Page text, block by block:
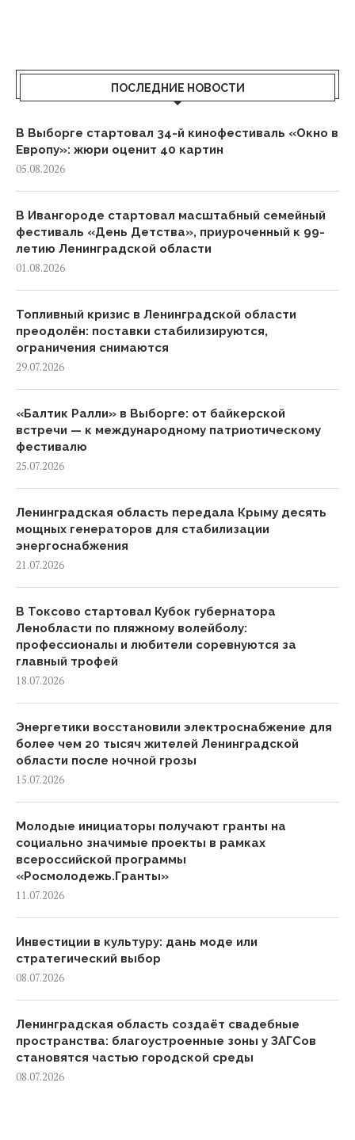
ПОСЛЕДНИЕ НОВОСТИ
В Выборге стартовал 34-й кинофестиваль «Окно в
Европу»: жюри оценит 40 картин
05.08.2026
В Ивангороде стартовал масштабный семейный
фестиваль «День Детства», приуроченный к 99-
летию Ленинградской области
01.08.2026
Топливный кризис в Ленинградской области
преодолён: поставки стабилизируются,
ограничения снимаются
29.07.2026
«Балтик Ралли» в Выборге: от байкерской
встречи — к международному патриотическому
фестивалю
25.07.2026
Ленинградская область передала Крыму десять
мощных генераторов для стабилизации
энергоснабжения
21.07.2026
В Токсово стартовал Кубок губернатора
Ленобласти по пляжному волейболу:
профессионалы и любители соревнуются за
главный трофей
18.07.2026
Энергетики восстановили электроснабжение для
более чем 20 тысяч жителей Ленинградской
области после ночной грозы
15.07.2026
Молодые инициаторы получают гранты на
социально значимые проекты в рамках
всероссийской программы
«Росмолодежь.Гранты»
11.07.2026
Инвестиции в культуру: дань моде или
стратегический выбор
08.07.2026
Ленинградская область создаёт свадебные
пространства: благоустроенные зоны у ЗАГСов
становятся частью городской среды
08.07.2026